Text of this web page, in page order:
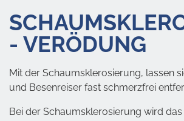
- VERÖDUNG
Mit der Schaumsklerosierung, lassen
und Besenreiser fast schmerzfrei
Bei der Schaumsklerosierung wird das